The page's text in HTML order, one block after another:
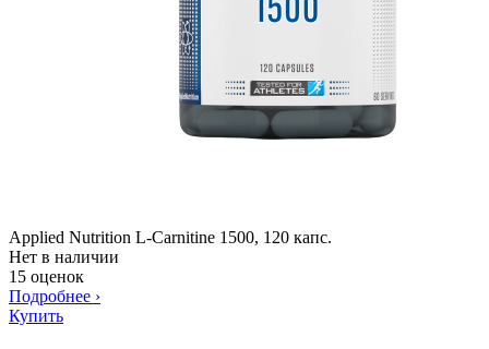
Applied Nutrition L-Carnitine 1500, 120 капс.
Нет в наличии
15 оценок
Подробнее ›
Купить